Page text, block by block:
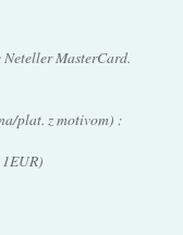
MasterCard.
plat. z motivom) :